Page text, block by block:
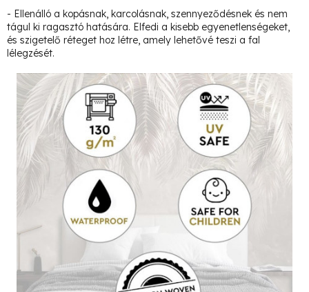
- Ellenálló a kopásnak, karcolásnak, szennyeződésnek és nem
tágul ki ragasztó hatására. Elfedi a kisebb egyenetlenségeket,
és szigetelő réteget hoz létre, amely lehetővé teszi a fal
lélegzését.